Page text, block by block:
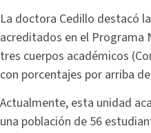
La doctora Cedillo destacó
acreditados en el Programa
tres cuerpos académicos
con porcentajes por arriba
Actualmente, esta unidad
una población de 56